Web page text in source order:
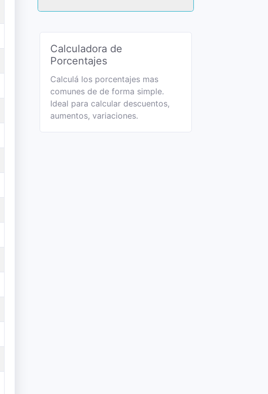
Calculadora de
Porcentajes
Calculá los porcentajes mas
comunes de de forma simple.
Ideal para calcular descuentos,
aumentos, variaciones.